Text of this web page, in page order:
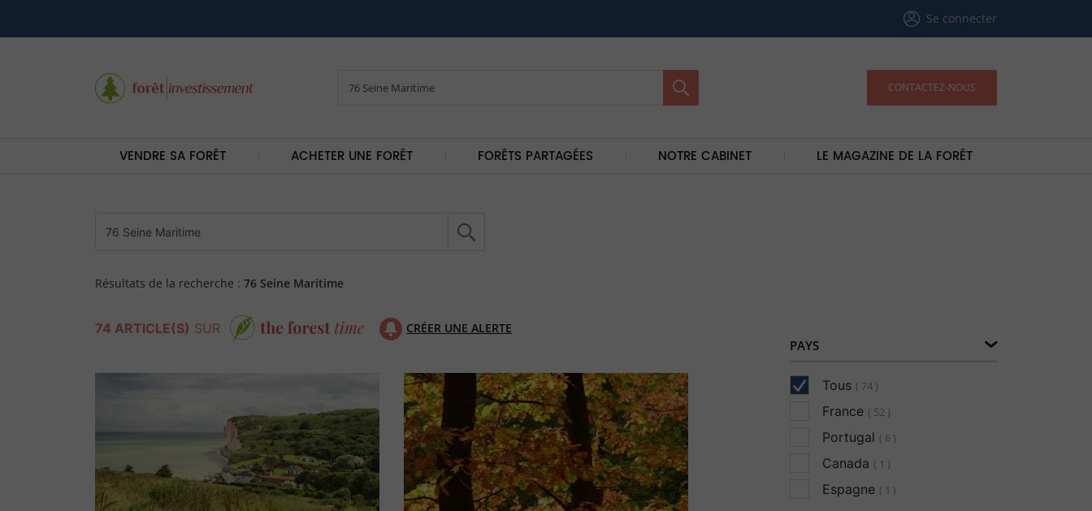
Se connecter
CONTACTEZ-NOUS
VENDRE SA FORÊT ACHETER UNE FORÊT FORÊTS PARTAGÉES NOTRE CABINET LE MAGAZINE DE LA FORÊT
Résultats de la recherche : 76 Seine Maritime
74 ARTICLE(S) SUR CRÉER UNE ALERTE
PAYS
Tous ( 74 )
France ( 52 )
Portugal ( 6 )
Canada ( 1 )
Espagne ( 1 )